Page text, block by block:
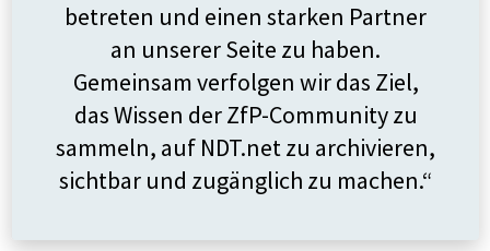
betreten und einen starken Partner
an unserer Seite zu haben.
Gemeinsam verfolgen wir das Ziel,
das Wissen der ZfP-Community zu
sammeln, auf NDT.net zu archivieren,
sichtbar und zugänglich zu machen.“